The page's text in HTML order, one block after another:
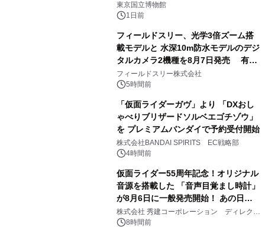
東京国立博物館
1日前
フィールドスリー、光学3倍ズーム搭
載モデルと 水深10m防水モデルのデジ
タルカメラ2機種を8月7日発売 有効
約1300万画素、用途別に選べるコンデ
ジ新登場
フィールドスリー株式会社
5時間前
「仮面ライダーガヴ」より 「DXおし
ゃべりブリザードソルベエゴチゾウ」
を プレミアムバンダイで予約受付開始
株式会社BANDAI SPIRITS EC戦略部
4時間前
仮面ライダー55周年記念！オリジナル
音源を搭載した 「音声目覚まし時計」
が8月6日に一般発売開始！ あの日の
大興奮が今甦る
株式会社 秀建コーポレーション ディレクト
アートギャラリー
8時間前